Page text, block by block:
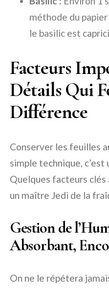
méthode du
le basilic est
Facteurs
Détails Qui
Différence
Conserver les feuilles
simple technique, c’est
Quelques facteurs
un maître Jedi de la
Gestion de
Absorbant,
On ne le répétera